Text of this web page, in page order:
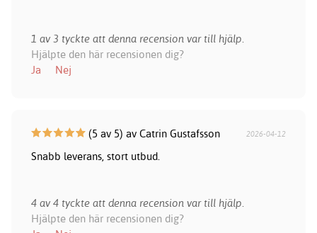
1 av 3 tyckte att denna recension var till hjälp.
Hjälpte den här recensionen dig?
Ja
Nej
(5 av 5) av Catrin Gustafsson 2026-04-12
Snabb leverans, stort utbud.
4 av 4 tyckte att denna recension var till hjälp.
Hjälpte den här recensionen dig?